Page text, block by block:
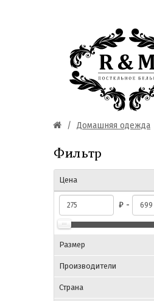
Домашняя одежда
Фильтр
Цена
₽ -
Размер
Производители
Страна